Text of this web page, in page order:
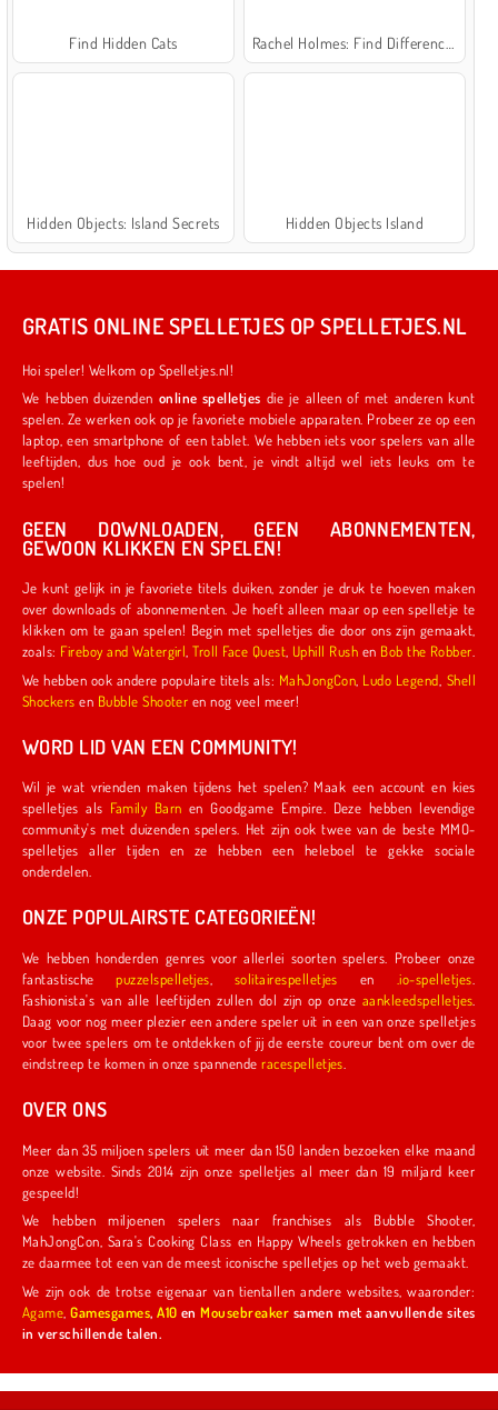
Find Hidden Cats
Hidden Objects: Island Secrets Hidden Objects Island
GRATIS ONLINE SPELLETJES OP SPELLETJES.NL
Hoi speler! Welkom op Spelletjes.nl!
We hebben duizenden online spelletjes die je alleen of met anderen kunt
spelen. Ze werken ook op je favoriete mobiele apparaten. Probeer ze op een
laptop, een smartphone of een tablet. We hebben iets voor spelers van alle
leeftijden, dus hoe oud je ook bent, je vindt altijd wel iets leuks om te
spelen!
GEEN DOWNLOADEN, GEEN ABONNEMENTEN,
GEWOON KLIKKEN EN SPELEN!
Je kunt gelijk in je favoriete titels duiken, zonder je druk te hoeven maken
over downloads of abonnementen. Je hoeft alleen maar op een spelletje te
klikken om te gaan spelen! Begin met spelletjes die door ons zijn gemaakt,
zoals:
Fireboy and Watergirl ,Troll Face Quest Uphill Rush en Bob the Robber
We hebben ook andere populaire titels als: MahJongCon Ludo Legend Shell
Shockers en Bubble Shooter en nog veel meer!
WORD LID VAN EEN COMMUNITY!
Wil je wat vrienden maken tijdens het spelen? Maak een account en kies
spelletjes als
Family Barn en Goodgame Empire. Deze hebben levendige
community's met duizenden spelers. Het zijn ook twee van de beste MMO-
spelletjes aller tijden en ze hebben een heleboel te gekke sociale
onderdelen.
ONZE POPULAIRSTE CATEGORIEËN!
We hebben honderden genres voor allerlei soorten spelers. Probeer onze
fantastischepuzzelspelletjes solitairespelletjes en .io-spelletjes
Fashionista's van alle leeftijden zullen dol zijn op onze aankleedspelletjes
Daag voor nog meer plezier een andere speler uit in een van onze spelletjes
voor twee spelers om te ontdekken of jij de eerste coureur bent om over de
eindstreep te komen in onze spannenderacespelletjes
OVER ONS
Meer dan 35 miljoen spelers uit meer dan 150 landen bezoeken elke maand
onze website. Sinds 2014 zijn onze spelletjes al meer dan 19 miljard keer
gespeeld!
We hebben miljoenen spelers naar franchises als Bubble Shooter,
MahJongCon, Sara's Cooking Class en Happy Wheels getrokken en hebben
ze daarmee tot een van de meest iconische spelletjes op het web gemaakt.
We zijn ook de trotse eigenaar van tientallen andere websites, waaronder:
Agame ,Gamesgames,A10 enMousebreaker samen met aanvullende sites
in verschillende talen.